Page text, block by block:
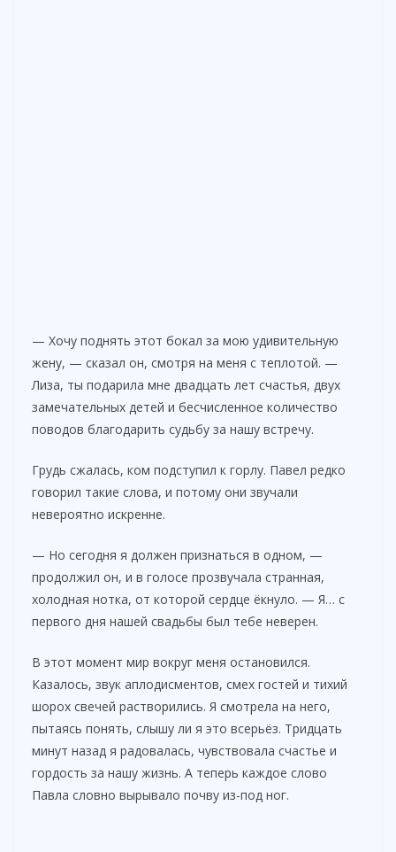
— Хочу поднять этот бокал за мою удивительную
жену, — сказал он, смотря на меня с теплотой. —
Лиза, ты подарила мне двадцать лет счастья, двух
замечательных детей и бесчисленное количество
поводов благодарить судьбу за нашу встречу.
Грудь сжалась, ком подступил к горлу. Павел редко
говорил такие слова, и потому они звучали
невероятно искренне.
— Но сегодня я должен признаться в одном, —
продолжил он, и в голосе прозвучала странная,
холодная нотка, от которой сердце ёкнуло. — Я… с
первого дня нашей свадьбы был тебе неверен.
В этот момент мир вокруг меня остановился.
Казалось, звук аплодисментов, смех гостей и тихий
шорох свечей растворились. Я смотрела на него,
пытаясь понять, слышу ли я это всерьёз. Тридцать
минут назад я радовалась, чувствовала счастье и
гордость за нашу жизнь. А теперь каждое слово
Павла словно вырывало почву из-под ног.